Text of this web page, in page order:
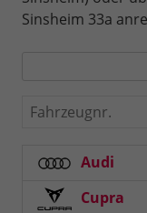
Sinsheim 33a
Fahrzeugnr.
Audi
Cupra